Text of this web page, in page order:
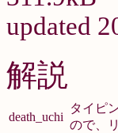
updated
解説
death_uchi
タイピ
ので、